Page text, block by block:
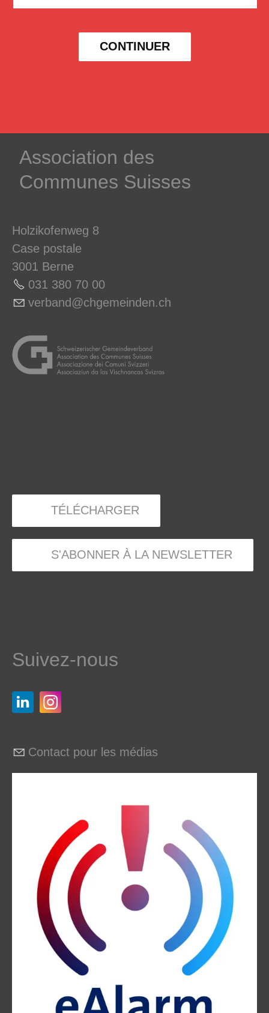
CONTINUER
­Association des­
Communes ­Suisses
Holzikofenweg 8
Case postale
3001 Berne
031 380 70 00
v rb nd chg m nd n ch
TÉLÉCHARGER
S'ABONNER À LA NEWSLETTER
Suivez-nous
Contact pour les médias